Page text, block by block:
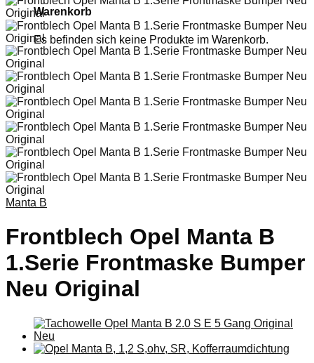
Warenkorb
Es befinden sich keine Produkte im Warenkorb.
Manta B
Frontblech Opel Manta B
1.Serie Frontmaske Bumper
Neu Original